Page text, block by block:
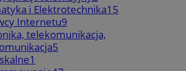
i Elektrotechnika15
Internetu9
telekomunikacja,
5
1